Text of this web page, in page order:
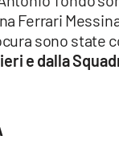
Ferrari
sono state
e dalla